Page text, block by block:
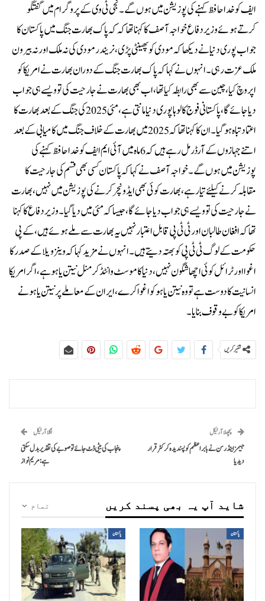
ایف کو خدا حافظ کہنے کی پوزیشن میں ہوں گے۔نجی ٹی وی کے پروگرام میں گفتگو
کرتے ہوئے وزیر دفاع خواجہ آصف کا کہنا تھا کہ کہ پاک بھارت جنگ میں پاکستان کا
جواب پوری دنیا نے دیکھا کہ مودی کو پھینٹی پڑی، نریندر مودی کی نہ ملک اور نہ بیرون
ملک عزت رہی۔انہوں نے کہا کہ پاک بھارت جنگ کے دوران بھارت نے امریکا کو
اپروچ کیا، چین سے بھی رابطہ کیا تھا، اب بھی بھارت نے جارحیت کی تو ویسے ہی جواب
دیا جائے گا، پاکستانی فوج کا لوہا پوری دنیا مانتی ہے، مئی 2025 کی جنگ کے بعد بھارت کا
اعتماد تباہ ہوگیا۔ان کا کہنا تھا کہ 2025 میں بھارت کے خلاف جنگ میں کامیابی کے بعد
اتنے جہازوں کے آرڈر مل رہے ہیں کہ 6 ماہ میں آئی ایم ایف کو خدا حافظ کہنے کی
پوزیشن میں ہوں گے۔خواجہ آصف نے کہا کہ پاکستان کسی بھی قسم کی جارحیت کا
مقابلہ کرنے کیلئے تیار ہے، بھارت کوئی بھی ایڈونچر کرنے کی پوزیشن میں نہیں، بھارت
نے جارحیت کی تو ویسے ہی جواب دیا جائے گا، جیسا کہ مئی میں دیا گیا۔وزیر دفاع کا کہنا
تھا کہ افغان طالبان اور ٹی ٹی پی قابل اعتبار نہیں یہ بھارت سے ملے ہوئے ہیں، کے پی
حکومت کے لوگ ٹی ٹی پی کو بھتہ دیتے ہیں۔انہوں نے مزید کہا کہ وینزویلا کے صدر کا
اغوا اور ٹرائل کوئی اچھا شگون نہیں، دنیا کا موسٹ وانٹڈ کرمنل نیتن یاہو ہے، اگر امریکا
انسانیت کا دوست ہے تو وہ نیتن یاہو کو اغوا کرے، ایران کے معاملے پر نیتن یاہو نے
امریکا کو بے وقوف بنایا۔
شئیر کریں
پچھلا آرٹیکل
جیمز اینڈرسن نے بابر اعظم کو پسندیدہ کرکٹر قرار
دیدیا
اگلا آرٹیکل
پنجاب کی بیٹی ڈٹ جائے تو صوبے کی تقدیر بدل سکتی
ہے: مریم نواز
تمام شاید آپ یہ بھی پسند کریں
پاکستان پاکستان